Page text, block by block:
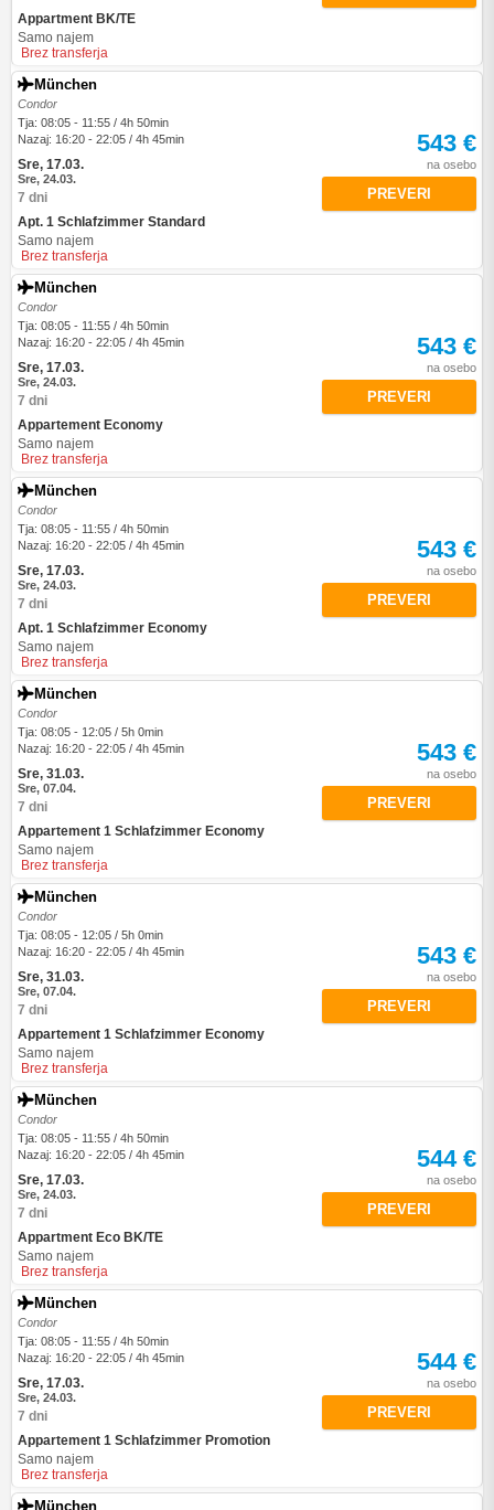
Appartment BK/TE
Samo najem
Brez transferja
München
Condor
Tja: 08:05 - 11:55 / 4h 50min
Nazaj: 16:20 - 22:05 / 4h 45min
Sre, 17.03.
Sre, 24.03.
7 dni
Apt. 1 Schlafzimmer Standard
Samo najem
Brez transferja
543 €
na osebo
PREVERI
München
Condor
Tja: 08:05 - 11:55 / 4h 50min
Nazaj: 16:20 - 22:05 / 4h 45min
Sre, 17.03.
Sre, 24.03.
7 dni
Appartement Economy
Samo najem
Brez transferja
543 €
na osebo
PREVERI
München
Condor
Tja: 08:05 - 11:55 / 4h 50min
Nazaj: 16:20 - 22:05 / 4h 45min
Sre, 17.03.
Sre, 24.03.
7 dni
Apt. 1 Schlafzimmer Economy
Samo najem
Brez transferja
543 €
na osebo
PREVERI
München
Condor
Tja: 08:05 - 12:05 / 5h 0min
Nazaj: 16:20 - 22:05 / 4h 45min
Sre, 31.03.
Sre, 07.04.
7 dni
Appartement 1 Schlafzimmer Economy
Samo najem
Brez transferja
543 €
na osebo
PREVERI
München
Condor
Tja: 08:05 - 12:05 / 5h 0min
Nazaj: 16:20 - 22:05 / 4h 45min
Sre, 31.03.
Sre, 07.04.
7 dni
Appartement 1 Schlafzimmer Economy
Samo najem
Brez transferja
543 €
na osebo
PREVERI
München
Condor
Tja: 08:05 - 11:55 / 4h 50min
Nazaj: 16:20 - 22:05 / 4h 45min
Sre, 17.03.
Sre, 24.03.
7 dni
Appartment Eco BK/TE
Samo najem
Brez transferja
544 €
na osebo
PREVERI
München
Condor
Tja: 08:05 - 11:55 / 4h 50min
Nazaj: 16:20 - 22:05 / 4h 45min
Sre, 17.03.
Sre, 24.03.
7 dni
Appartement 1 Schlafzimmer Promotion
Samo najem
Brez transferja
544 €
na osebo
PREVERI
München